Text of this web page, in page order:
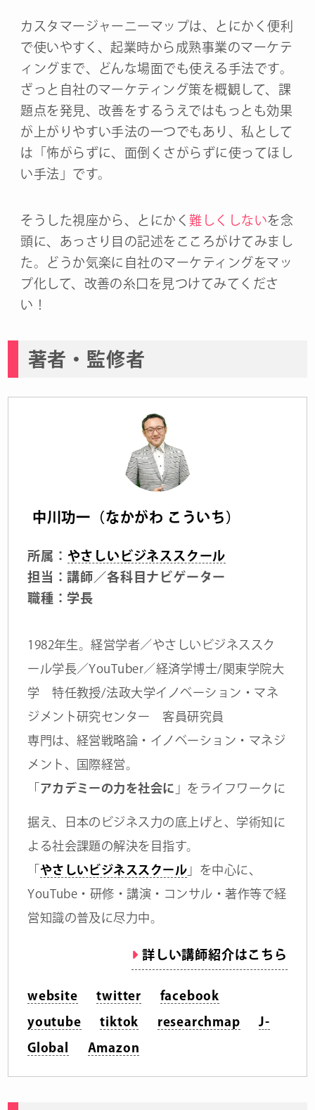
カスタマージャーニーマップは、とにかく便利
で使いやすく、起業時から成熟事業のマーケテ
ィングまで、どんな場面でも使える手法です。
ざっと自社のマーケティング策を概観して、課
題点を発見、改善をするうえではもっとも効果
が上がりやすい手法の一つでもあり、私として
は「怖がらずに、面倒くさがらずに使ってほし
い手法」です。
そうした視座から、とにかく難しくしないを念
頭に、あっさり目の記述をこころがけてみまし
た。どうか気楽に自社のマーケティングをマッ
プ化して、改善の糸口を見つけてみてくださ
い！
著者・監修者
中川功一（なかがわ こういち）
所属： やさしいビジネススクール
担当：講師／各科目ナビゲーター
職種：学長
1982年生。経営学者／やさしいビジネススク
ール学長／YouTuber／経済学博士/関東学院大
学 特任教授/法政大学イノベーション・マネ
ジメント研究センター 客員研究員
専門は、経営戦略論・イノベーション・マネジ
メント、国際経営。
アカデミーの力を社会に 」をライフワークに
据え、日本のビジネス力の底上げと、学術知に
よる社会課題の解決を目指す。
やさしいビジネススクール 」を中心に、
YouTube・研修・講演・コンサル・著作等で経
営知識の普及に尽力中。
詳しい講師紹介はこちら
website twitter facebook
youtube tiktok researchmap J-
Global Amazon